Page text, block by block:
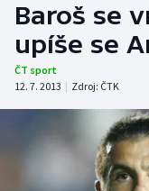
Hokej
Tenis
Atletika
Baroš se
upíše se
ČT sport
12. 7. 2013 | Zdroj: ČTK